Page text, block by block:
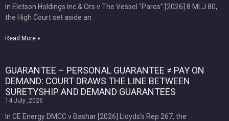
In Eletson Holdings Inc & Ors v The Vessel “Paros” [2026] 8 MLJ 80,
the High Court set aside an
Read More »
GUARANTEE – PERSONAL GUARANTEE ≠ PAY ON
DEMAND: COURT DRAWS THE LINE BETWEEN
SURETYSHIP AND DEMAND GUARANTEES
14 July ,2026
In CE Energy DMCC v Bashar [2026] Lloyds’s Rep 267, the